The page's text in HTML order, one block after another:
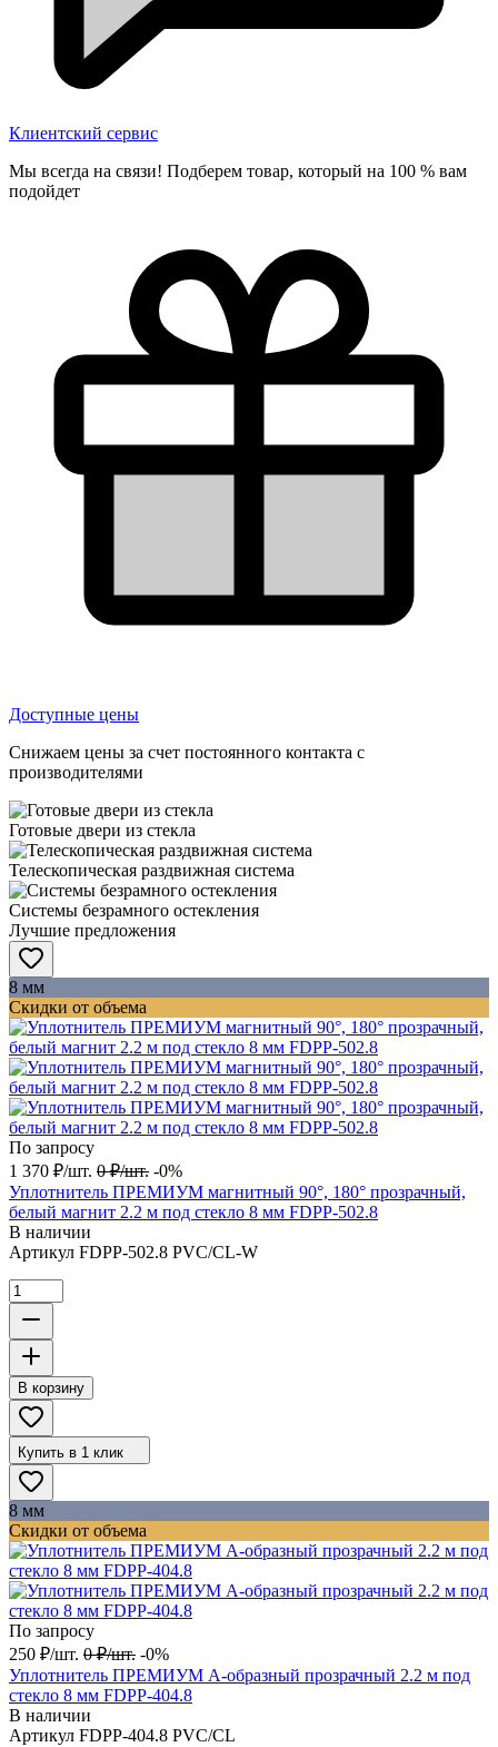
Клиентский сервис
Мы всегда на связи! Подберем товар, который на 100 % вам
подойдет
Доступные цены
Снижаем цены за счет постоянного контакта с
производителями
Готовые двери из стекла
Телескопическая раздвижная система
Системы безрамного остекления
Лучшие предложения
8 мм
Скидки от объема
По запросу
1 370 ₽/шт. 0 ₽/шт. -0%
Уплотнитель ПРЕМИУМ магнитный 90°, 180° прозрачный,
белый магнит 2.2 м под стекло 8 мм FDPP-502.8
В наличии
Артикул FDPP-502.8 PVC/CL-W
В корзину
Купить в 1 клик
8 мм
Скидки от объема
По запросу
250 ₽/шт. 0 ₽/шт. -0%
Уплотнитель ПРЕМИУМ А-образный прозрачный 2.2 м под
стекло 8 мм FDPP-404.8
В наличии
Артикул FDPP-404.8 PVC/CL